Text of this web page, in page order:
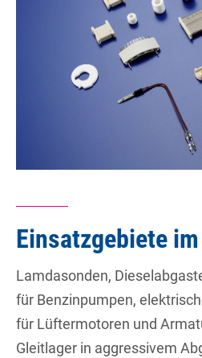
Einsatzgebiete
Lamdasonden,
für Benzinpumpen,
für Lüftermotoren und
Gleitlager in aggressivem